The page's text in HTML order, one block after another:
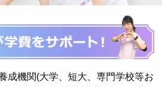
成機関(大学、短大、専門学校等お